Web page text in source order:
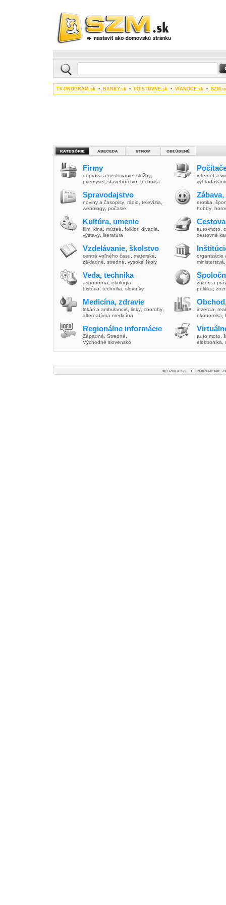
TV-PROGRAM.sk • BANKY.sk • POISTOVNE.sk • VIANOCE.sk •
Firmy
doprava a cestovanie služby
priemysel stavebníctvo technika
Spravodajstvo
noviny a časopisy rádio televízia
webblogy počasie
Kultúra, umenie
film kiná múzeá folklór, divadlá
výstavy literatúra
Vzdelávanie, školstvo
centrá voľného času materské
základné
stredné vysoké školy
Veda, technika
astronómia
ekológia
história
technika slovníky
Medicína, zdravie
lekári a ambulancie lieky choroby
alternatívna medicína
Regionálne informácie
Západné Stredné
Východné slovensko
internet a
erotika
hobby
auto-moto
cestovné
organizácie
ministerstvá
zákon a
politika
inzercia
ekonomika
auto moto
elektronika,